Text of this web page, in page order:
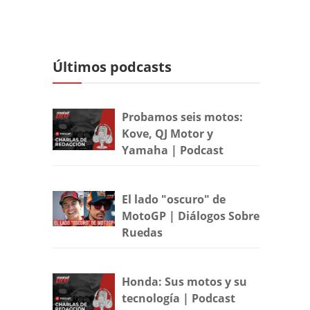
Últimos podcasts
Probamos seis motos:
Kove, QJ Motor y
Yamaha | Podcast
El lado "oscuro" de
MotoGP | Diálogos Sobre
Ruedas
Honda: Sus motos y su
tecnología | Podcast